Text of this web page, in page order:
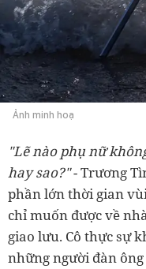
Ảnh minh hoạ
"Lẽ nào phụ nữ
hay sao?"- Trương
phần lớn thời gian
chỉ muốn được về
giao lưu. Cô thực sự
những người đàn